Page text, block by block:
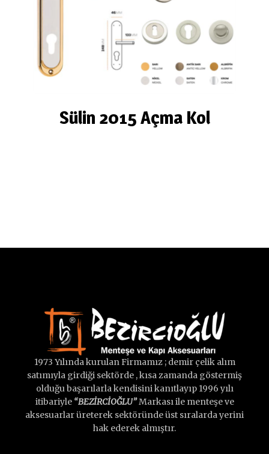
Sülin 2015 Açma Kol
1973 Yılında kurulan Firmamız ; demir çelik alım
satımıyla girdiği sektörde , kısa zamanda göstermiş
olduğu başarılarla kendisini kanıtlayıp 1996 yılı
itibariyle “BEZİRCİOĞLU”Markası ile menteşe ve
aksesuarlar üreterek sektöründe üst sıralarda yerini
hak ederek almıştır.